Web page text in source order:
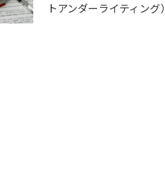
トアンダーライティング）